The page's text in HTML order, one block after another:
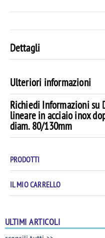
Dettagli
Ulteriori informazioni
Richiedi Informazioni su
lineare in acciaio inox
diam. 80/130mm
PRODOTTI
IL MIO CARRELLO
ULTIMI ARTICOLI